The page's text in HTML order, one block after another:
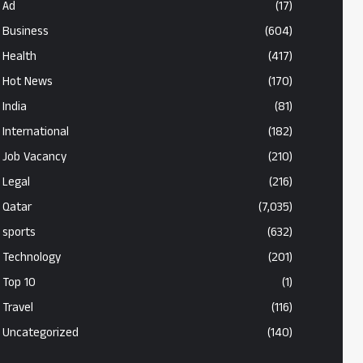
Ad
(17)
Business
(604)
Health
(417)
Hot News
(170)
India
(81)
International
(182)
Job Vacancy
(210)
Legal
(216)
Qatar
(7,035)
sports
(632)
Technology
(201)
Top 10
(1)
Travel
(116)
Uncategorized
(140)